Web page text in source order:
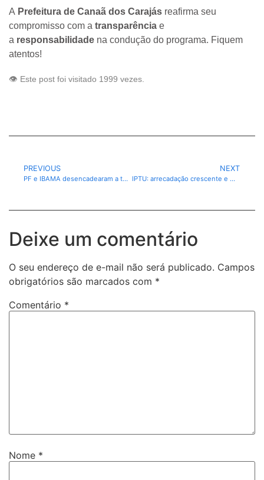
A Prefeitura de Canaã dos Carajás reafirma seu
compromisso com a transparência e
a responsabilidade na condução do programa. Fiquem
atentos!
👁️ Este post foi visitado 1999 vezes.
PREVIOUS
PF e IBAMA desencadearam a terceira fase da “Operação Novo Eldorado”, em Curionópolis/PA.
NEXT
IPTU: arrecadação crescente e mais acessível para os contribuintes de Canaã dos Carajás
Deixe um comentário
O seu endereço de e-mail não será publicado. Campos
obrigatórios são marcados com *
Comentário *
Nome *